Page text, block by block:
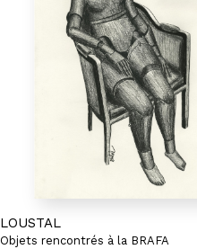
LOUSTAL
Objets rencontrés à la BRAFA